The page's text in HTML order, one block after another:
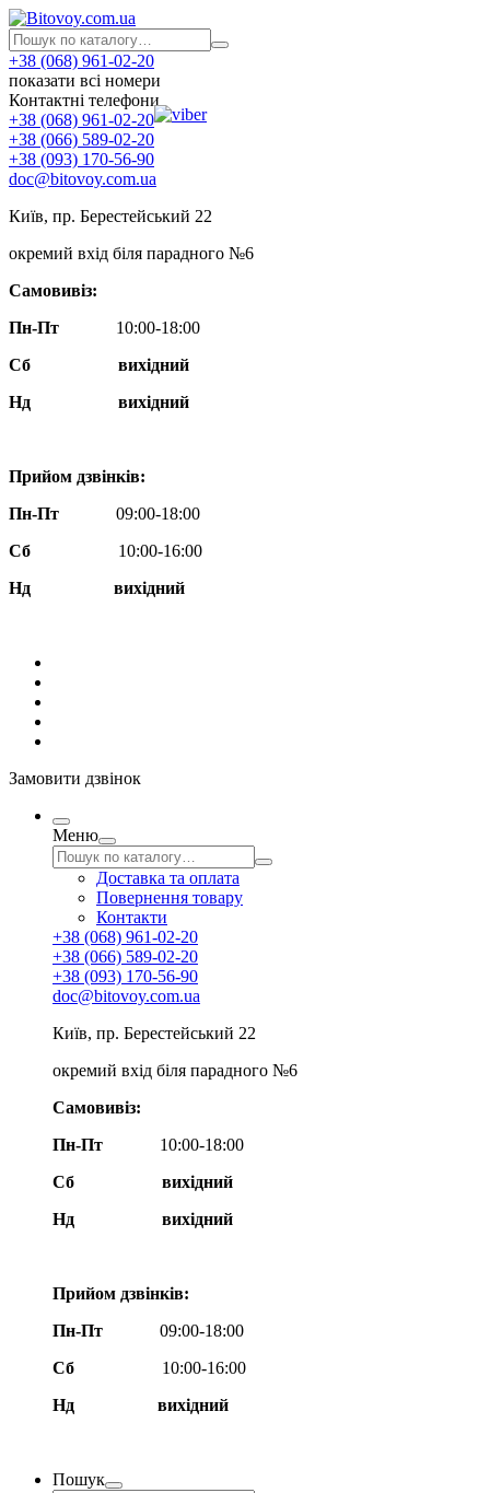
+38 (068) 961-02-20
показати всі номери
Контактні телефони
+38 (068) 961-02-20
+38 (066) 589-02-20
+38 (093) 170-56-90
doc@bitovoy.com.ua
Київ, пр. Берестейський 22
окремий вхід біля парадного №6
Самовивіз:
Пн-Пт
10:00-18:00
Сб
вихідний
Нд
вихідний
Прийом дзвінків:
Пн-Пт
09:00-18:00
Сб
10:00-16:00
Нд вихідний
Замовити дзвінок
Меню
Доставка та оплата
Повернення товару
Контакти
+38 (068) 961-02-20
+38 (066) 589-02-20
+38 (093) 170-56-90
doc@bitovoy.com.ua
Київ, пр. Берестейський 22
окремий вхід біля парадного №6
Самовивіз:
Пн-Пт
10:00-18:00
Сб
вихідний
Нд
вихідний
Прийом дзвінків:
Пн-Пт
09:00-18:00
Сб
10:00-16:00
Нд вихідний
Пошук